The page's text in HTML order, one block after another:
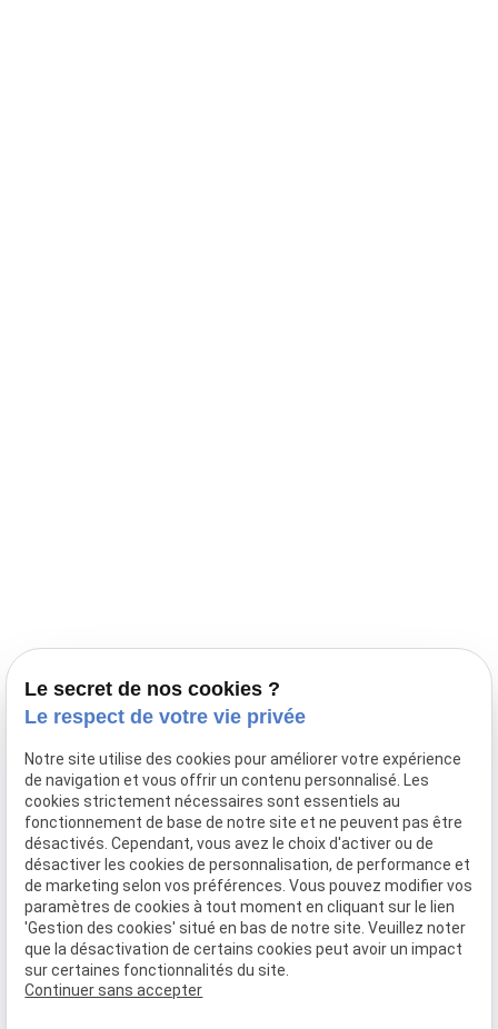
03 28 68 82 00
06 80 84 45 90
Adresse
10, chemin de Cassel
59470 BOLLEZEELE
Horaires
09:00 - 17:00
Lundi - Samedi
Le secret de nos cookies ?
Le respect de votre vie privée
Notre site utilise des cookies pour améliorer votre expérience
de navigation et vous offrir un contenu personnalisé. Les
cookies strictement nécessaires sont essentiels au
fonctionnement de base de notre site et ne peuvent pas être
désactivés. Cependant, vous avez le choix d'activer ou de
désactiver les cookies de personnalisation, de performance et
de marketing selon vos préférences. Vous pouvez modifier vos
paramètres de cookies à tout moment en cliquant sur le lien
'Gestion des cookies' situé en bas de notre site. Veuillez noter
que la désactivation de certains cookies peut avoir un impact
sur certaines fonctionnalités du site.
Continuer sans accepter